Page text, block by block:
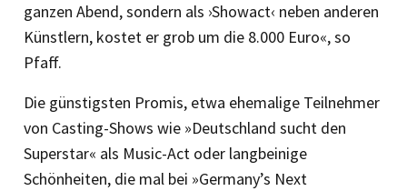
ganzen Abend, sondern als ›Showact‹ neben anderen
Künstlern, kostet er grob um die 8.000 Euro«, so
Pfaff.
Die günstigsten Promis, etwa ehemalige Teilnehmer
von Casting-Shows wie »Deutschland sucht den
Superstar« als Music-Act oder langbeinige
Schönheiten, die mal bei »Germany’s Next